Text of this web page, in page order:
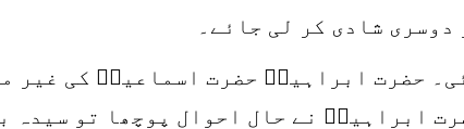
شادی کر لی جائے۔
حضرت ابراہیمؑ حضرت اسماعیلؑ کی غیر
ابراہیمؑ نے حال احوال پوچھا تو سیدہ